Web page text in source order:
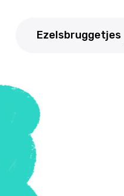
Ezelsbruggetjes
Aardrijkskunde